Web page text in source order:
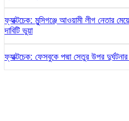
ফ্যাক্টচেক: মুন্সিগঞ্জে আওয়ামী লীগ নেতার
দাবিটি ভুয়া
ফ্যাক্টচেক: ফেসবুকে পদ্মা সেতুর উপর